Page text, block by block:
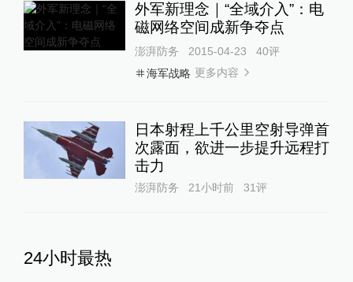
外军新理念｜“全域介入”：电
磁网络空间成新争夺点
澎湃防务 2015-04-23 40评
海军战略 更多内容
日本射程上千公里空射导弹首
次露面，欲进一步提升远程打
击力
澎湃防务 21小时前 31评
24小时最热